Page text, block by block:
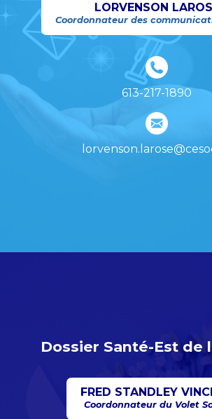
LORVENSON
Coordonnateur des
613-217-1890
Dossier Santé-Est de
FRED STANDLEY
Coordonnateur du Volet